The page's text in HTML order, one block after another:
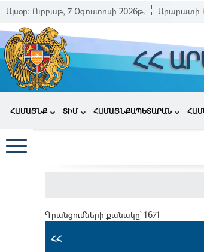
Այսօր: Ուրբաթ, 7 Օգոստոսի 2026թ. Արարատի
ՀՀ
ՀԱՄԱՅՆՔ ՏԻՄ ՀԱՄԱՅՆՔԱՊԵՏԱՐԱՆ
Գրանցումների քանակը` 1671
ՀՀ